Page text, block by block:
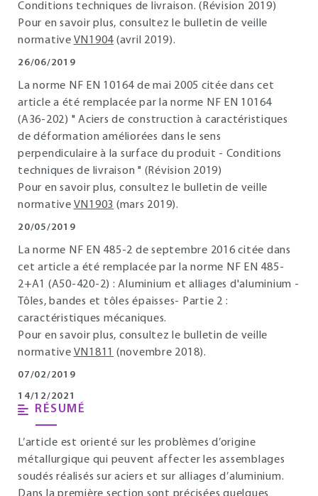
Conditions techniques de livraison. (Révision 2019)
Pour en savoir plus, consultez le bulletin de veille
normative VN1904 (avril 2019).
26/06/2019
La norme NF EN 10164 de mai 2005 citée dans cet
article a été remplacée par la norme NF EN 10164
(A36-202) " Aciers de construction à caractéristiques
de déformation améliorées dans le sens
perpendiculaire à la surface du produit - Conditions
techniques de livraison " (Révision 2019)
Pour en savoir plus, consultez le bulletin de veille
normative VN1903 (mars 2019).
20/05/2019
La norme NF EN 485-2 de septembre 2016 citée dans
cet article a été remplacée par la norme NF EN 485-
2+A1 (A50-420-2) : Aluminium et alliages d'aluminium -
Tôles, bandes et tôles épaisses- Partie 2 :
caractéristiques mécaniques.
Pour en savoir plus, consultez le bulletin de veille
normative VN1811 (novembre 2018).
07/02/2019
14/12/2021
RÉSUMÉ
L’article est orienté sur les problèmes d’origine
métallurgique qui peuvent affecter les assemblages
soudés réalisés sur aciers et sur alliages d’aluminium.